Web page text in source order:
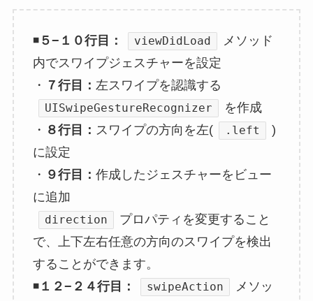
◾️５−１０行目： viewDidLoad
メソッド
内でスワイプジェスチャーを設定
・ ７行目： 左スワイプを認識する
UISwipeGestureRecognizer
を作成
・ ８行目： スワイプの方向を左( .left
)
に設定
・ ９行目： 作成したジェスチャーをビュー
に追加
direction
プロパティを変更すること
で、上下左右任意の方向のスワイプを検出
することができます。
◾️１２−２４行目： swipeAction
メソッ